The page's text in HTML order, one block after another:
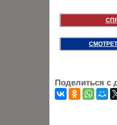
Поделиться с